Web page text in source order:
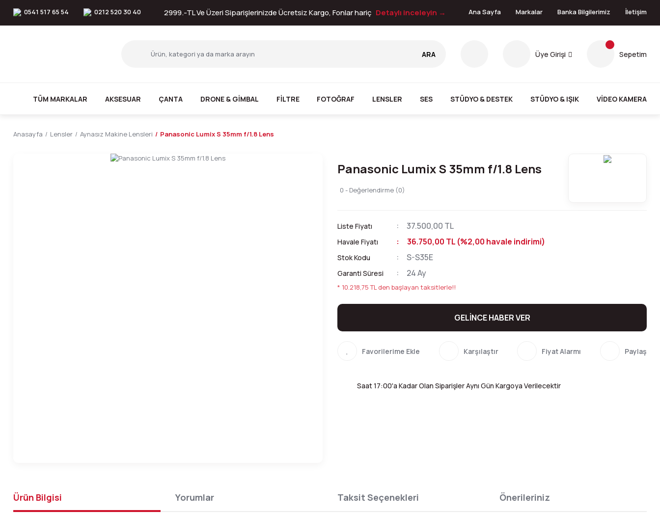
0541 517 65 54 0212 520 30 40 2999.-TL Ve Üzeri Siparişlerinizde Ücretsiz Kargo, Fonlar hariç Detaylı inceleyin → Ana Sayfa Markalar Banka Bilgilerimiz İletişim
ARA Üye Girişi Sepetim
TÜM MARKALAR AKSESUAR ÇANTA DRONE & GİMBAL FİLTRE FOTOĞRAF LENSLER SES STÜDYO & DESTEK STÜDYO & IŞIK VİDEO KAMERA
Anasayfa Lensler Aynasız Makine Lensleri Panasonic Lumix S 35mm f/1.8 Lens
Panasonic Lumix S 35mm f/1.8 Lens
0 - Değerlendirme (0)
Liste Fiyatı 37.500,00 TL
Havale Fiyatı 36.750,00 TL (%2,00 havale indirimi)
Stok Kodu S-S35E
Garanti Süresi 24 Ay
* 10.218,75 TL den başlayan taksitlerle!!
GELİNCE HABER VER
Karşılaştır Fiyat Alarmı Paylaş
Saat 17:00'a Kadar Olan Siparişler Aynı Gün Kargoya Verilecektir
Ürün Bilgisi Yorumlar Taksit Seçenekleri Önerileriniz